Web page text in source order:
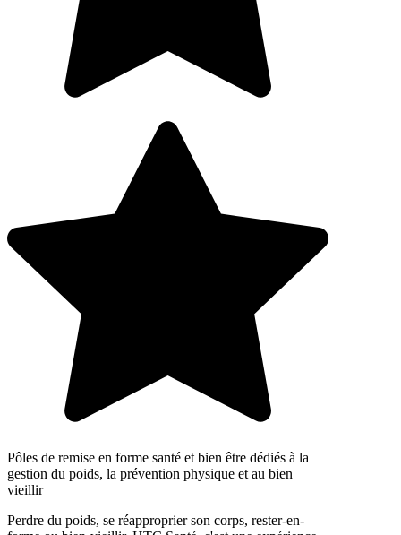
Pôles de remise en forme santé et bien être dédiés à la
gestion du poids, la prévention physique et au bien
vieillir
Perdre du poids, se réapproprier son corps, rester-en-